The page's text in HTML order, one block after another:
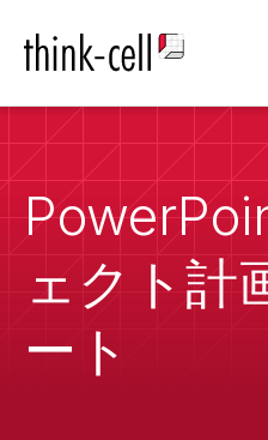
ェクト計
ート